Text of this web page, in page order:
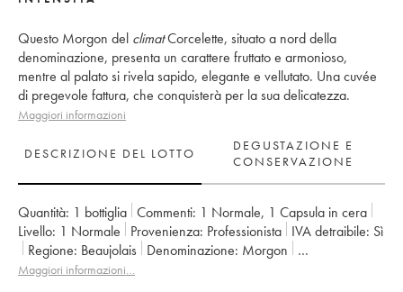
Questo Morgon del climatCorcelette, situato a nord della
denominazione, presenta un carattere fruttato e armonioso,
mentre al palato si rivela sapido, elegante e vellutato. Una cuvée
di pregevole fattura, che conquisterà per la sua delicatezza.
Maggiori informazioni
DESCRIZIONE DEL LOTTO
DEGUSTAZIONE E
CONSERVAZIONE
Quantità: 1 bottiglia Commenti: 1 Normale, 1 Capsula in cera
Livello: 1 Normale Provenienza: professionista IVA detraibile:
sì
Regione:
Beaujolais Denominazione:
Morgon
Proprietario: Jean Foillard
Maggiori informazioni…